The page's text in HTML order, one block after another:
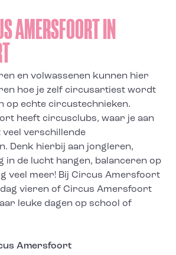
AMERSFOORT IN
en volwassenen kunnen hier
hoe je zelf circusartiest wordt
op echte circustechnieken.
heeft circusclubs, waar je aan
veel verschillende
Denk hierbij aan jongleren,
in de lucht hangen, balanceren op
veel meer! Bij Circus Amersfoort
vieren of Circus Amersfoort
leuke dagen op school of
Amersfoort